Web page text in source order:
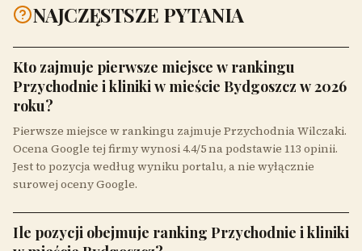
NAJCZĘSTSZE PYTANIA
Kto zajmuje pierwsze miejsce w rankingu
Przychodnie i kliniki w mieście Bydgoszcz w 2026
roku?
Pierwsze miejsce w rankingu zajmuje Przychodnia Wilczaki.
Ocena Google tej firmy wynosi 4.4/5 na podstawie 113 opinii.
Jest to pozycja według wyniku portalu, a nie wyłącznie
surowej oceny Google.
Ile pozycji obejmuje ranking Przychodnie i kliniki